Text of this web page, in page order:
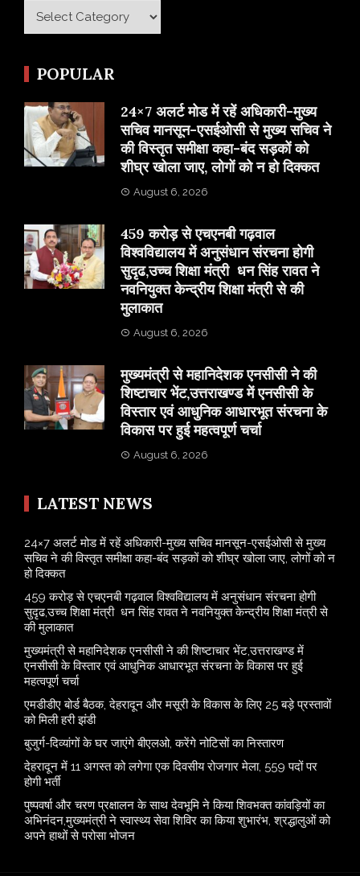
Category
POPULAR
24×7 अलर्ट मोड में रहें अधिकारी-मुख्य
सचिव मानसून-एसईओसी से मुख्य सचिव ने
की विस्तृत समीक्षा कहा-बंद सड़कों को
शीघ्र खोला जाए, लोगों को न हो दिक्कत
August 6, 2026
459 करोड़ से एचएनबी गढ़वाल
विश्वविद्यालय में अनुसंधान संरचना होगी
सुदृढ,उच्च शिक्षा मंत्री धन सिंह रावत ने
नवनियुक्त केन्द्रीय शिक्षा मंत्री से की
मुलाकात
August 6, 2026
मुख्यमंत्री से महानिदेशक एनसीसी ने की
शिष्टाचार भेंट,उत्तराखण्ड में एनसीसी के
विस्तार एवं आधुनिक आधारभूत संरचना के
विकास पर हुई महत्वपूर्ण चर्चा
August 6, 2026
LATEST NEWS
24×7 अलर्ट मोड में रहें अधिकारी-मुख्य सचिव मानसून-एसईओसी से मुख्य
सचिव ने की विस्तृत समीक्षा कहा-बंद सड़कों को शीघ्र खोला जाए, लोगों को न
हो दिक्कत
459 करोड़ से एचएनबी गढ़वाल विश्वविद्यालय में अनुसंधान संरचना होगी
सुदृढ,उच्च शिक्षा मंत्री धन सिंह रावत ने नवनियुक्त केन्द्रीय शिक्षा मंत्री से
की मुलाकात
मुख्यमंत्री से महानिदेशक एनसीसी ने की शिष्टाचार भेंट,उत्तराखण्ड में
एनसीसी के विस्तार एवं आधुनिक आधारभूत संरचना के विकास पर हुई
महत्वपूर्ण चर्चा
एमडीडीए बोर्ड बैठक, देहरादून और मसूरी के विकास के लिए 25 बड़े प्रस्तावों
को मिली हरी झंडी
बुजुर्ग-दिव्यांगों के घर जाएंगे बीएलओ, करेंगे नोटिसों का निस्तारण
​देहरादून में 11 अगस्त को लगेगा एक दिवसीय रोजगार मेला, 559 पदों पर
होगी भर्ती
पुष्पवर्षा और चरण प्रक्षालन के साथ देवभूमि ने किया शिवभक्त कांवड़ियों का
अभिनंदन,मुख्यमंत्री ने स्वास्थ्य सेवा शिविर का किया शुभारंभ, श्रद्धालुओं को
अपने हाथों से परोसा भोजन